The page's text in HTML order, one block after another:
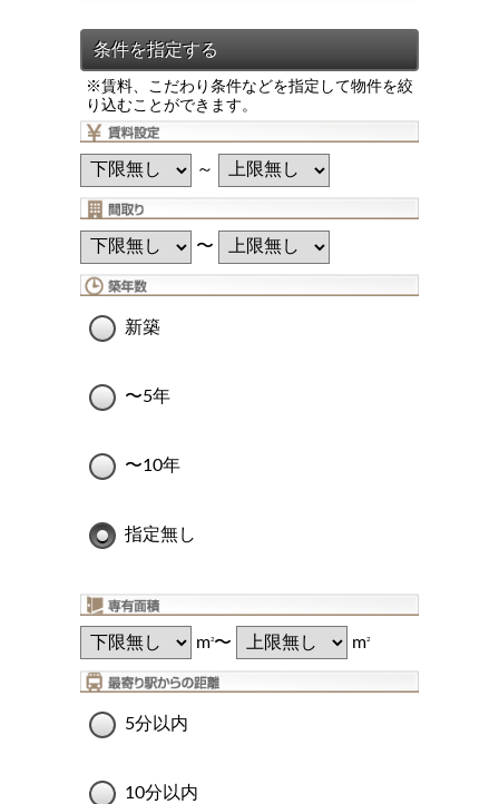
※賃料、こだわり条件などを指定して物件を絞
り込むことができます。
～
〜
新築
〜5年
〜10年
指定無し
m2〜 m2
5分以内
10分以内